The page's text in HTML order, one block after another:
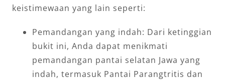
keistimewaan yang lain seperti:
Pemandangan yang indah: Dari ketinggian
bukit ini, Anda dapat menikmati
pemandangan pantai selatan Jawa yang
indah, termasuk Pantai Parangtritis dan